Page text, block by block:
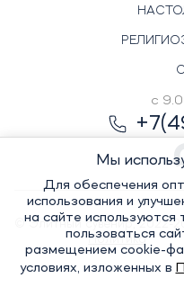
с
© Элитный сувенир,
Политика
Мы
Для обеспечения
использования и
на сайте используются
пользоваться
размещением cookie-
условиях, изложенных в